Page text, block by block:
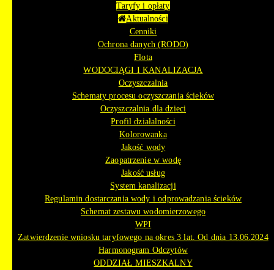
Taryfy i opłaty
Aktualności
Cenniki
Ochrona danych (RODO)
Flota
WODOCIĄGI I KANALIZACJA
Oczyszczalnia
Schematy procesu oczyszczania ścieków
Oczyszczalnia dla dzieci
Profil działalności
Kolorowanka
Jakość wody
Zaopatrzenie w wodę
Jakość usług
System kanalizacji
Regulamin dostarczania wody i odprowadzania ścieków
Schemat zestawu wodomierzowego
WPI
Zatwierdzenie wniosku taryfowego na okres 3 lat. Od dnia 13.06.2024
Harmonogram Odczytów
ODDZIAŁ MIESZKALNY